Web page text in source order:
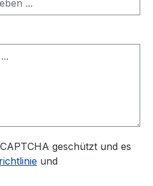
geschützt und es
und